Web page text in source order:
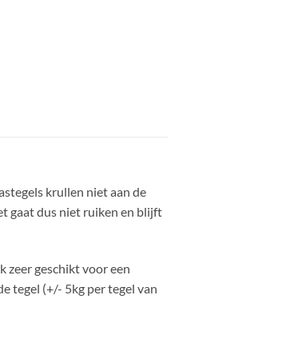
krullen niet aan de
gaat dus niet ruiken en blijft
zeer geschikt voor een
tegel (+/- 5kg per tegel van